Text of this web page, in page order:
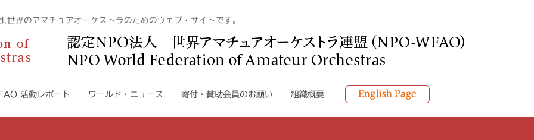
アマチュアオーケストラのためのウェブ・サイトです。
活動レポート ワールド・ニュース 寄付・賛助会員のお願い 組織概要